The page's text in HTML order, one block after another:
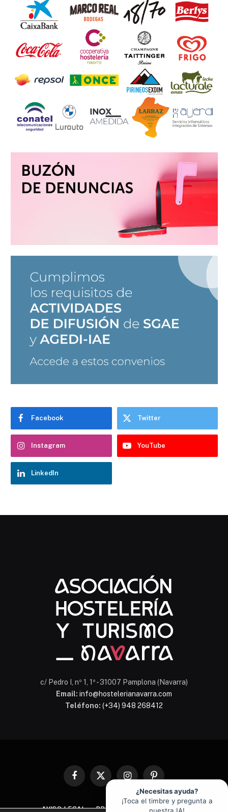
Facebook Twitter
Instagram YouTube
LinkedIn
¿Necesitas ayuda?
¡Toca el timbre y pregunta a
Chatbot Hostelería Navarra
En línea
c/ Pedro I, nº 1, 1º - 31007 Pamplona (Navarra)
Email: info@hostelerianavarra.com
Teléfono: (+34) 948 268412
Facebook
X
(Twitter)
InstagramPinterest
AVISO LEGAL PROTECCIÓN DE DATOS